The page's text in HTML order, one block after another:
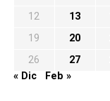
12
13
19
20
26
27
« Dic
Feb »